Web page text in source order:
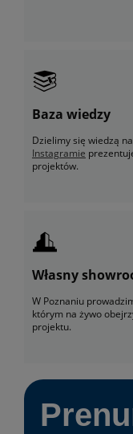
Baza wiedzy
Dzielimy się wiedzą
Instagramie
projektów.
Własny
W Poznaniu
którym na żywo
projektu.